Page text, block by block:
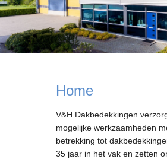
Home
V&H Dakbedekkingen
mogelijke werkzaamheden
betrekking tot
35 jaar in het vak en zetten